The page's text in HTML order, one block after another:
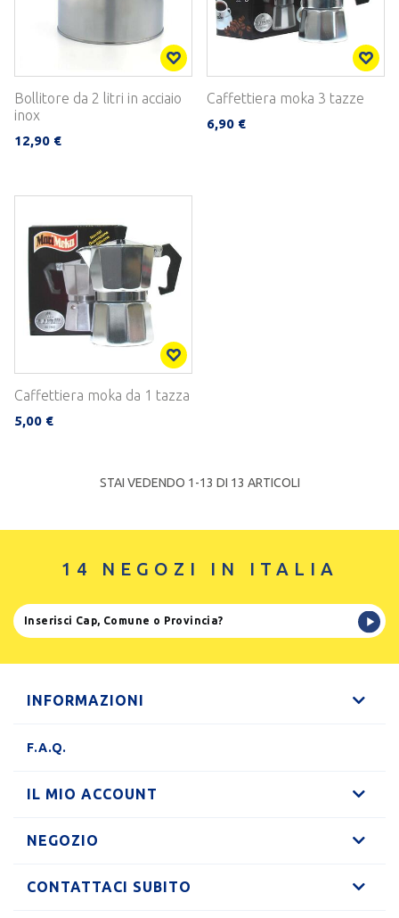
Bollitore da 2 litri in acciaio
inox
12,90 €
Caffettiera moka 3 tazze
6,90 €
Caffettiera moka da 1 tazza
5,00 €
STAI VEDENDO 1-13 DI 13 ARTICOLI
14 NEGOZI IN ITALIA
INFORMAZIONI
F.A.Q.
IL MIO ACCOUNT
NEGOZIO
CONTATTACI SUBITO